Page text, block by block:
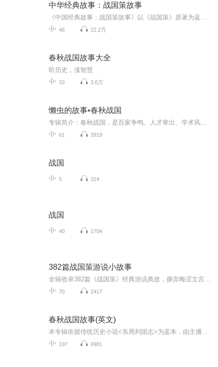
中华经典故事：战国策故事
46 22.2万
春秋战国故事大全
听历史，涨智慧
33 3.6万
懒虫的故事•春秋战国
61 3919
战国
5 314
战国
40 1704
382篇战国策游说小故事
70 2417
春秋战国故事(英文)
197 6981